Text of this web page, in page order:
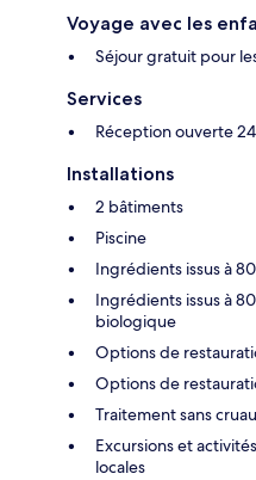
Voyage avec les
Séjour gratuit pour
Services
Réception ouverte
Installations
2 bâtiments
Piscine
Ingrédients issus à
Ingrédients issus à
biologique
Options de
Options de
Traitement sans
Excursions et
locales